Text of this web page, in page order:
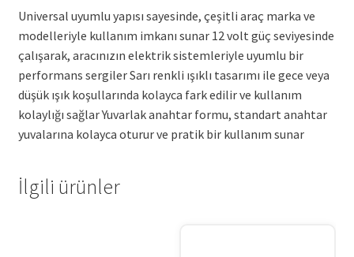
Universal uyumlu yapısı sayesinde, çeşitli araç marka ve
modelleriyle kullanım imkanı sunar 12 volt güç seviyesinde
çalışarak, aracınızın elektrik sistemleriyle uyumlu bir
performans sergiler Sarı renkli ışıklı tasarımı ile gece veya
düşük ışık koşullarında kolayca fark edilir ve kullanım
kolaylığı sağlar Yuvarlak anahtar formu, standart anahtar
yuvalarına kolayca oturur ve pratik bir kullanım sunar
İlgili ürünler